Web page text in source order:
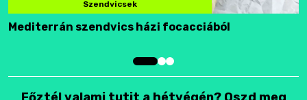
Szendvicsek
Mediterrán szendvics házi focacciából